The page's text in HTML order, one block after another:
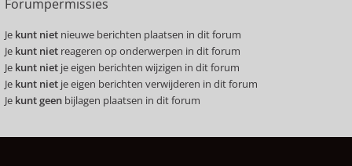
Forumpermissies
Je kunt niet nieuwe berichten plaatsen in dit forum
Je kunt niet reageren op onderwerpen in dit forum
Je kunt niet je eigen berichten wijzigen in dit forum
Je kunt niet je eigen berichten verwijderen in dit forum
Je kunt geen bijlagen plaatsen in dit forum